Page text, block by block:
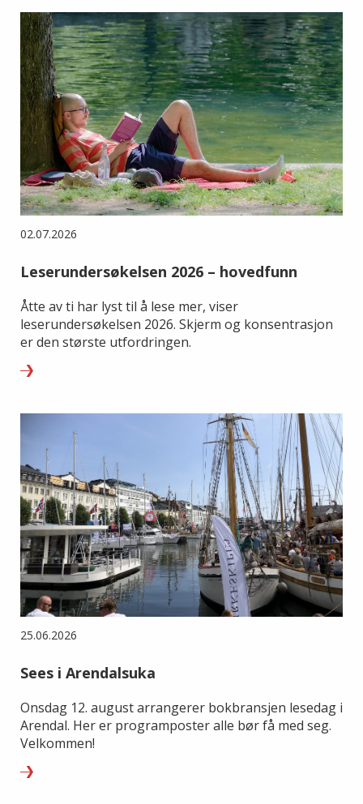
02.07.2026
Leserundersøkelsen 2026 – hovedfunn
Åtte av ti har lyst til å lese mer, viser
leserundersøkelsen 2026. Skjerm og konsentrasjon
er den største utfordringen.
25.06.2026
Sees i Arendalsuka
Onsdag 12. august arrangerer bokbransjen lesedag i
Arendal. Her er programposter alle bør få med seg.
Velkommen!